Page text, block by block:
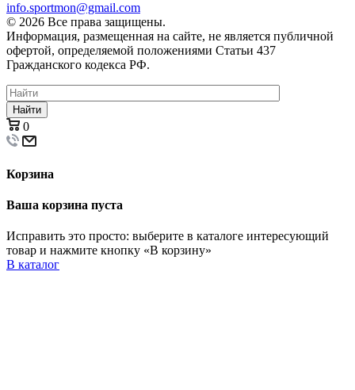
info.sportmon@gmail.com
© 2026 Все права защищены.
Информация, размещенная на сайте, не является публичной
офертой, определяемой положениями Статьи 437
Гражданского кодекса РФ.
Найти
0
Корзина
Ваша корзина пуста
Исправить это просто: выберите в каталоге интересующий
товар и нажмите кнопку «В корзину»
В каталог